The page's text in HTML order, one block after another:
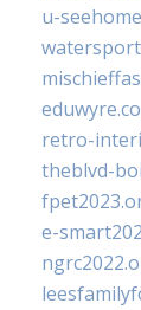
u-
retro-
theblvd-
e-